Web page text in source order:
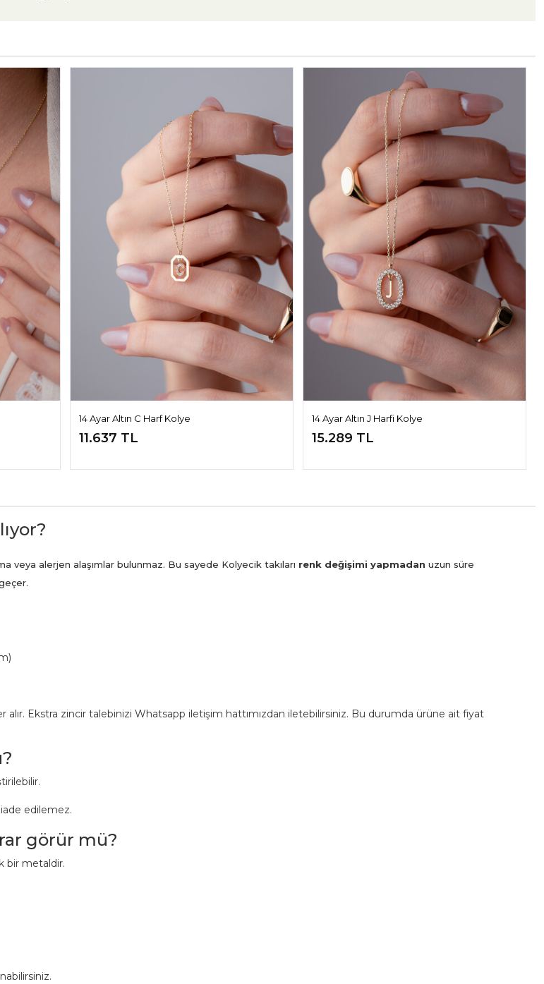
14 Ayar Altın C Harf Kolye
11.637 TL
14 Ayar Altın J Harfi Kolye
15.289 TL
veya alerjen alaşımlar bulunmaz. Bu sayede Kolyecik takıları renk değişimi yapmadan uzun süre
alır. Ekstra zincir talebinizi Whatsapp iletişim hattımızdan iletebilirsiniz. Bu durumda ürüne ait fiyat
edilemez.
görür mü?
bir metaldir.